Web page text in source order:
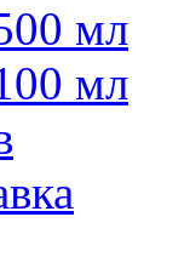
мл
мл